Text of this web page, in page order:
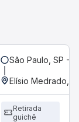
São Paulo, SP -
Elísio Medrado,
Retirada
guichê